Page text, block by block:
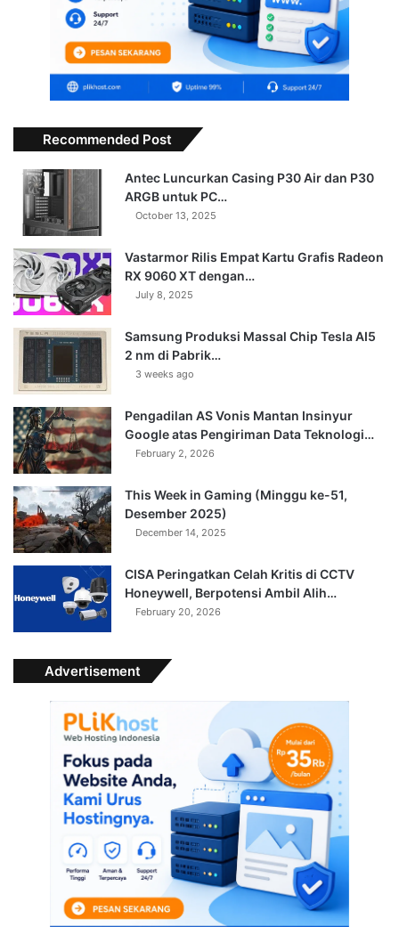
Recommended Post
Antec Luncurkan Casing P30 Air dan P30
ARGB untuk PC…
October 13, 2025
Vastarmor Rilis Empat Kartu Grafis Radeon
RX 9060 XT dengan…
July 8, 2025
Samsung Produksi Massal Chip Tesla AI5
2 nm di Pabrik…
3 weeks ago
Pengadilan AS Vonis Mantan Insinyur
Google atas Pengiriman Data Teknologi…
February 2, 2026
This Week in Gaming (Minggu ke-51,
Desember 2025)
December 14, 2025
CISA Peringatkan Celah Kritis di CCTV
Honeywell, Berpotensi Ambil Alih…
February 20, 2026
Advertisement